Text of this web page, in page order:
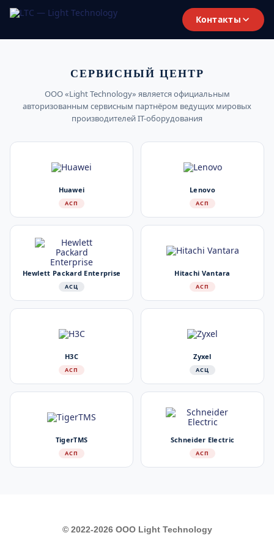
Контакты
СЕРВИСНЫЙ ЦЕНТР
ООО «Light Technology» является официальным
авторизованным сервисным партнёром ведущих мировых
производителей IT-оборудования
Huawei
АСП
Lenovo
АСП
Hewlett Packard Enterprise
АСЦ
Hitachi Vantara
АСП
H3C
АСП
Zyxel
АСЦ
TigerTMS
АСП
Schneider Electric
АСП
© 2022-2026 ООО Light Technology